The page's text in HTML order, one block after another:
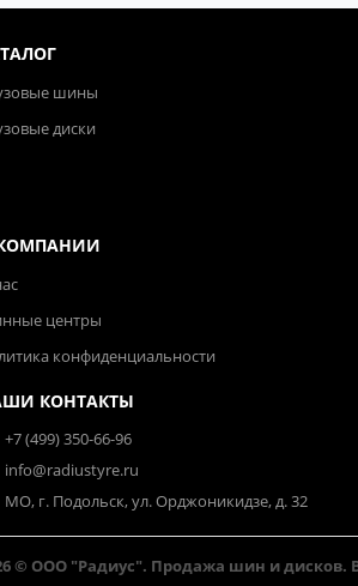
шины
диски
центры
конфиденциальности
КОНТАКТЫ
+7 (499) 350-66-96
info@radiustyre.ru
МО, г. Подольск, ул. Орджоникидзе, д. 32
© ООО "Радиус". Продажа шин и дисков.